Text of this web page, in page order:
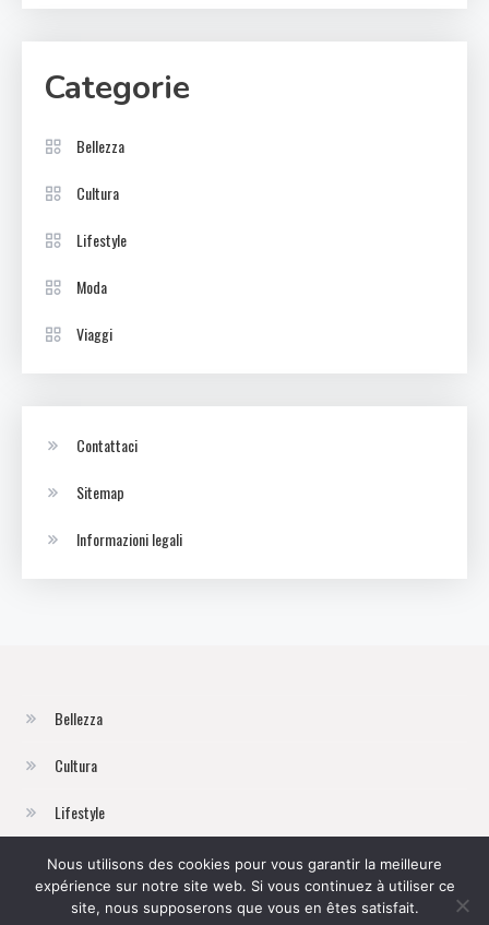
Categorie
Bellezza
Cultura
Lifestyle
Moda
Viaggi
Contattaci
Sitemap
Informazioni legali
Bellezza
Cultura
Lifestyle
Moda
Viaggi
Nous utilisons des cookies pour vous garantir la meilleure
expérience sur notre site web. Si vous continuez à utiliser ce
site, nous supposerons que vous en êtes satisfait.